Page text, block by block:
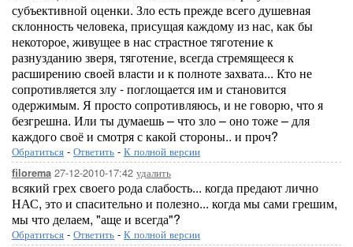
субъективной оценки. Зло есть прежде всего душевная
склонность человека, присущая каждому из нас, как бы
некоторое, живущее в нас страстное тяготение к
разнузданию зверя, тяготение, всегда стремящееся к
расширению своей власти и к полноте захвата... Кто не
сопротивляется злу - поглощается им и становится
одержимым. Я просто сопротивляюсь, и не говорю, что я
безгрешна. Или ты думаешь – что зло – оно тоже – для
каждого своё и смотря с какой стороны.. и проч?
Обратиться - Ответить - К полной версии
filorema 27-12-2010-17:42 удалить
всякий грех своего рода слабость... когда предают лично
НАС, это и спасительно и полезно... когда мы сами грешим,
мы что делаем, "аще и всегда"?
Обратиться - Ответить - К полной версии